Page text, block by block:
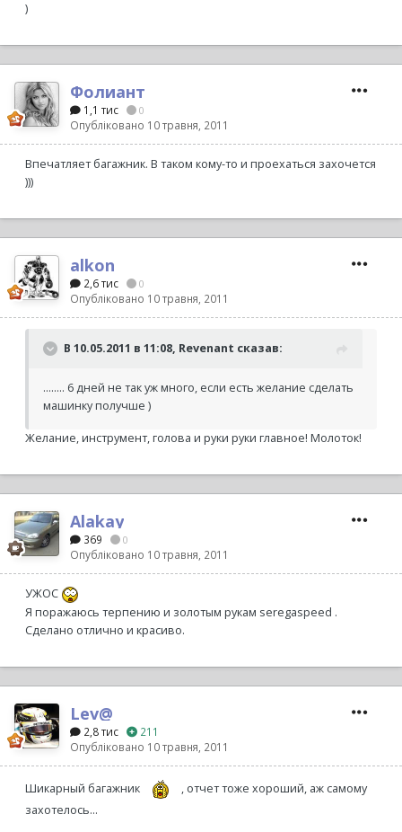
)
Фолиант
1,1 тис 0
Опубліковано 10 травня, 2011
Впечатляет багажник. В таком кому-то и проехаться захочется
)))
alkon
2,6 тис 0
Опубліковано 10 травня, 2011
В 10.05.2011 в 11:08, Revenant сказав:
........ 6 дней не так уж много, если есть желание сделать
машинку получше )
Желание, инструмент, голова и руки руки главное! Молоток!
Alakay
369 0
Опубліковано 10 травня, 2011
УЖОС
Я поражаюсь терпению и золотым рукам seregaspeed .
Сделано отлично и красиво.
Lev@
2,8 тис
211
Опубліковано 10 травня, 2011
Шикарный багажник
, отчет тоже хороший, аж самому
захотелось...